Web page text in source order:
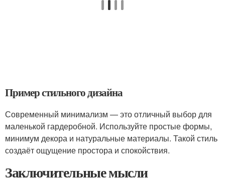
Пример стильного дизайна
Современный минимализм — это отличный выбор для
маленькой гардеробной. Используйте простые формы,
минимум декора и натуральные материалы. Такой стиль
создаёт ощущение простора и спокойствия.
Заключительные мысли